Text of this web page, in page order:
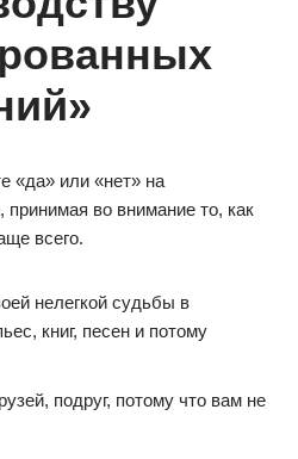
«да» или «нет» на
во внимание то, как
всего.
нелегкой судьбы в
книг, песен и потому
подруг, потому что вам не